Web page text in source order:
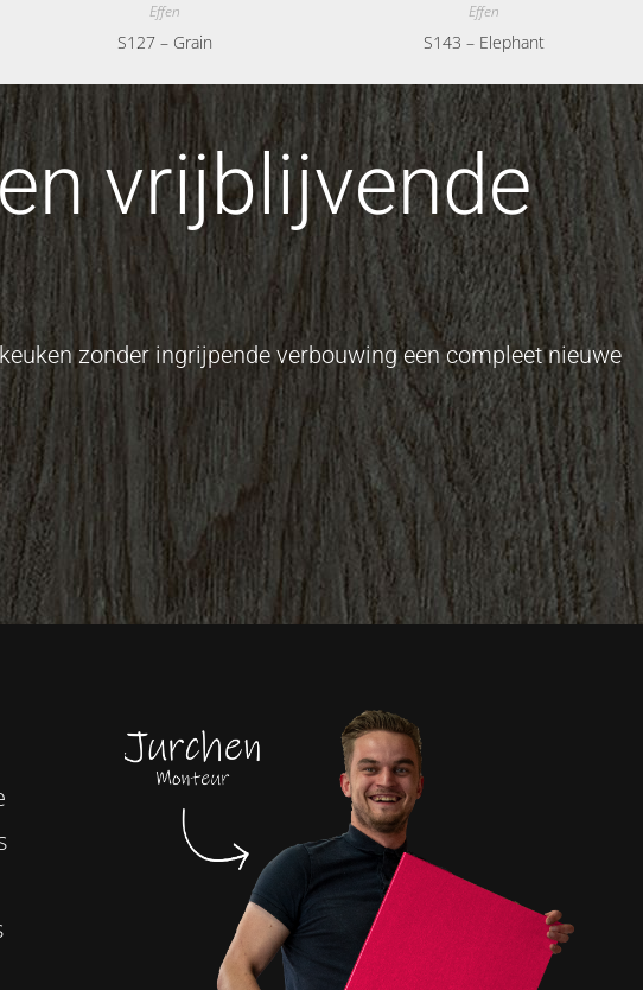
Effen
S127 – Grain
Effen
S143 – Elephant
vrijblijvende
zonder ingrijpende verbouwing een compleet nieuwe